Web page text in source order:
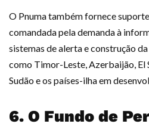
O Pnuma também fornece
comandada pela demanda à
sistemas de alerta e construção
como Timor-Leste, Azerbaijão, El
Sudão e os países-ilha em
6. O Fundo de